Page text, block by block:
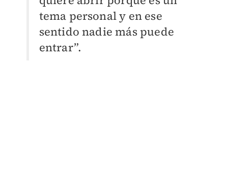
tema personal y en ese
sentido nadie más puede
entrar”.